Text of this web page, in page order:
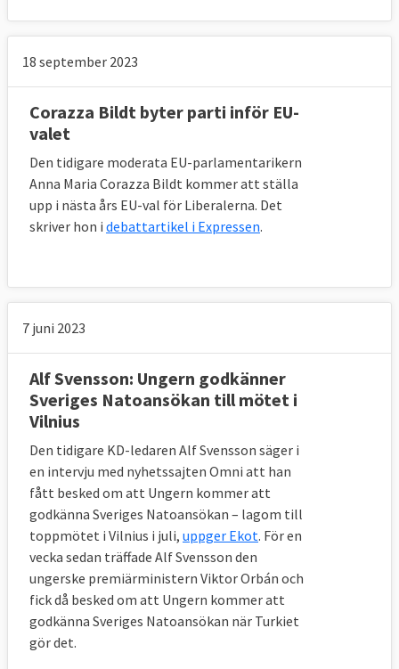
18 september 2023
Corazza Bildt byter parti inför EU-
valet
Den tidigare moderata EU-parlamentarikern
Anna Maria Corazza Bildt kommer att ställa
upp i nästa års EU-val för Liberalerna. Det
skriver hon i debattartikel i Expressen.
7 juni 2023
Alf Svensson: Ungern godkänner
Sveriges Natoansökan till mötet i
Vilnius
Den tidigare KD-ledaren Alf Svensson säger i
en intervju med nyhetssajten Omni att han
fått besked om att Ungern kommer att
godkänna Sveriges Natoansökan – lagom till
toppmötet i Vilnius i juli, uppger Ekot. För en
vecka sedan träffade Alf Svensson den
ungerske premiärministern Viktor Orbán och
fick då besked om att Ungern kommer att
godkänna Sveriges Natoansökan när Turkiet
gör det.